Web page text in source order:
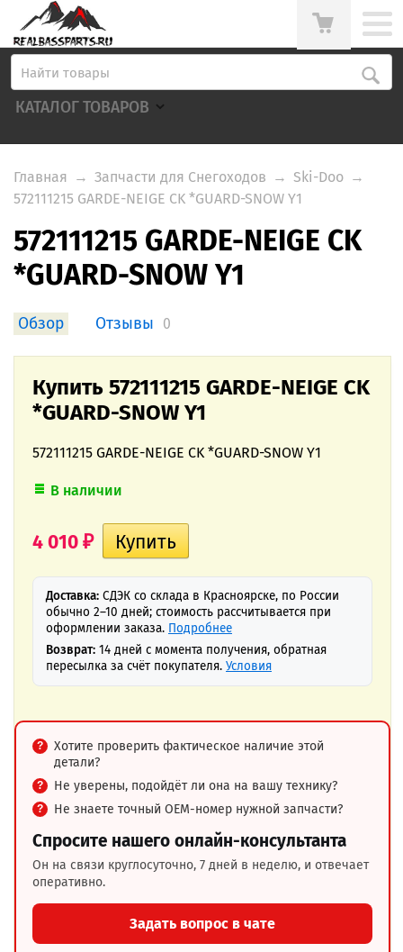
КАТАЛОГ ТОВАРОВ
Главная → Запчасти для Снегоходов → Ski-Doo →
572111215 GARDE-NEIGE CK *GUARD-SNOW Y1
572111215 GARDE-NEIGE CK
*GUARD-SNOW Y1
Обзор Отзывы 0
Купить 572111215 GARDE-NEIGE CK
*GUARD-SNOW Y1
572111215 GARDE-NEIGE CK *GUARD-SNOW Y1
В наличии
4 010 ₽
Доставка: СДЭК со склада в Красноярске, по России
обычно 2–10 дней; стоимость рассчитывается при
оформлении заказа. Подробнее
Возврат: 14 дней с момента получения, обратная
пересылка за счёт покупателя. Условия
Хотите проверить фактическое наличие этой
детали?
Не уверены, подойдёт ли она на вашу технику?
Не знаете точный OEM-номер нужной запчасти?
Спросите нашего онлайн-консультанта
Он на связи круглосуточно, 7 дней в неделю, и отвечает
оперативно.
Задать вопрос в чате